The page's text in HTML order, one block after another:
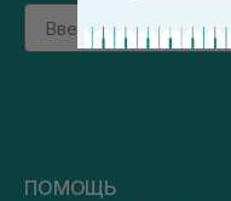
Email
ПОМОЩЬ